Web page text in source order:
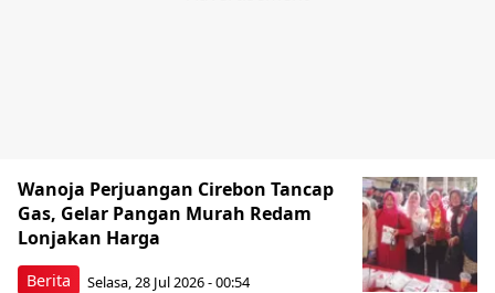
Berita
Wanoja Perjuangan Cirebon Tancap
Gas, Gelar Pangan Murah Redam
Lonjakan Harga
Selasa, 28 Jul 2026 - 00:54